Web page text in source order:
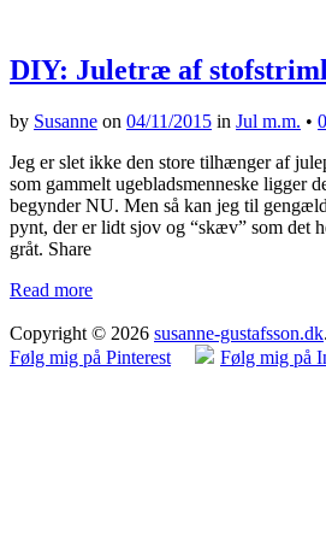
DIY: Juletræ af
by Susanne on 04/11/2015 in Jul m.m. •
Jeg er slet ikke den store tilhænger af
som gammelt ugebladsmenneske ligger
begynder NU. Men så kan jeg til
pynt, der er lidt sjov og “skæv” som det
gråt. Share
Read more
Copyright © 2026 susanne-gustafsson.dk
Følg mig på Pinterest
Følg mig på